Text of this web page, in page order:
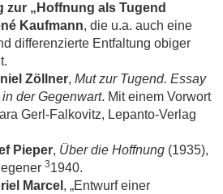
zur „Hoffnung als Tugend
Kaufmann, die u.a. auch eine
differenzierte Entfaltung obiger
Zöllner, Mut zur Tugend. Essay
der Gegenwart. Mit einem Vorwort
Gerl-Falkovitz, Lepanto-Verlag
Pieper, Über die Hoffnung (1935),
31940.
Marcel , „Entwurf einer